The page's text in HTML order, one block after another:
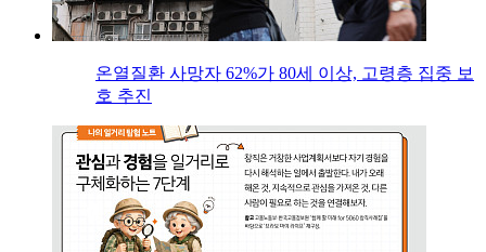
온열질환 사망자 62%가 80세 이상, 고령층 집중 보
호 추진